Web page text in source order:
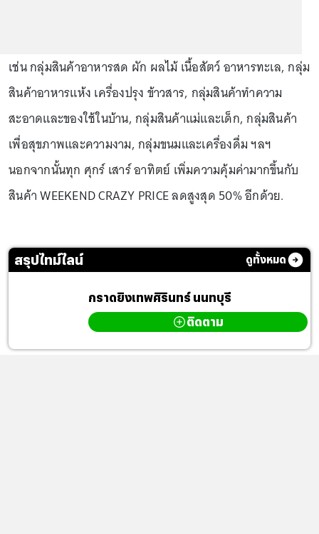
เช่น กลุ่มสินค้าอาหารสด ผัก ผลไม้ เนื้อสัตว์ อาหารทะเล, กลุ่ม
สินค้าอาหารแห้ง เครื่องปรุง ข้าวสาร, กลุ่มสินค้าทำความ
สะอาดและของใช้ในบ้าน, กลุ่มสินค้าแม่และเด็ก, กลุ่มสินค้า
เพื่อสุขภาพและความงาม, กลุ่มขนมและเครื่องดื่ม ฯลฯ
นอกจากนั้นทุก ศุกร์ เสาร์ อาทิตย์ เพิ่มความคุ้มค่ามากขึ้นกับ
สินค้า WEEKEND CRAZY PRICE ลดสูงสุด 50% อีกด้วย.
สรุปไทม์ไลน์ ดูทั้งหมด
กราดยิงเทพศิรินทร์ นนทบุรี
ติดตาม